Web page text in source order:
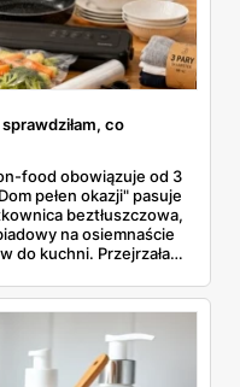
co
food obowiązuje od 3
pełen okazji" pasuje
beztłuszczowa,
na osiemnaście
do kuchni. Przejrzałam